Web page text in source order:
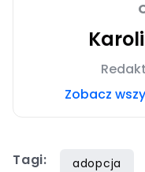
Zobacz
Tagi: adopcja